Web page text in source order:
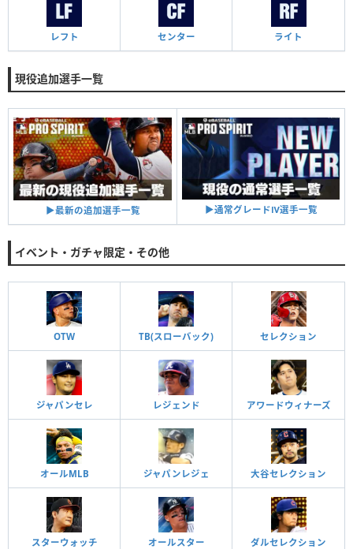
レフト センター ライト
現役追加選手一覧
▶︎最新の追加選手一覧 ▶︎通常グレードⅣ選手一覧
イベント・ガチャ限定・その他
OTW TB(スローバック) セレクション
ジャパンセレ レジェンド アワードウィナーズ
オールMLB ジャパンレジェ 大谷セレクション
スターウォッチ オールスター ダルセレクション